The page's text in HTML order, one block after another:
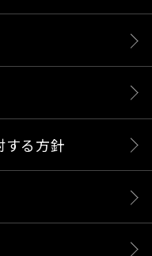
する方針